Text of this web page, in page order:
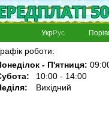
УкрРус
роботи:
- П'ятниця:
10:00 - 14:00
Вихідний